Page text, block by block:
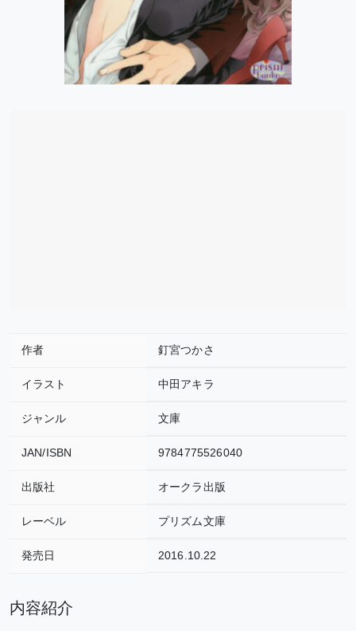
作者 釘宮つかさ
イラスト 中田アキラ
ジャンル 文庫
JAN/ISBN 9784775526040
出版社 オークラ出版
レーベル プリズム文庫
発売日 2016.10.22
内容紹介